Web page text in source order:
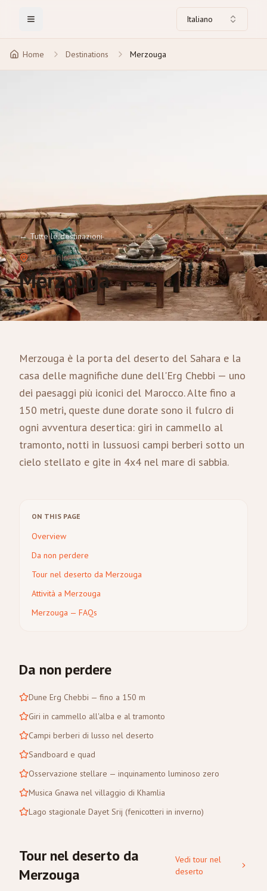
Toggle Menu Italiano
Home Destinations Merzouga
←Tutte le destinazioni
Drâa-Tafilalet, Morocco
Merzouga
Merzouga è la porta del deserto del Sahara e la
casa delle magnifiche dune dell'Erg Chebbi — uno
dei paesaggi più iconici del Marocco. Alte fino a
150 metri, queste dune dorate sono il fulcro di
ogni avventura desertica: giri in cammello al
tramonto, notti in lussuosi campi berberi sotto un
cielo stellato e gite in 4x4 nel mare di sabbia.
ON THIS PAGE
Overview
Da non perdere
Tour nel deserto da Merzouga
Attività a Merzouga
Merzouga — FAQs
Da non perdere
Dune Erg Chebbi — fino a 150 m
Giri in cammello all'alba e al tramonto
Campi berberi di lusso nel deserto
Sandboard e quad
Osservazione stellare — inquinamento luminoso zero
Musica Gnawa nel villaggio di Khamlia
Lago stagionale Dayet Srij (fenicotteri in inverno)
Tour nel deserto da
Merzouga
Vedi tour nel
deserto